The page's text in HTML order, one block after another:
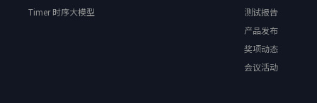
Timer 时序大模型
测试报告
产品发布
奖项动态
会议活动